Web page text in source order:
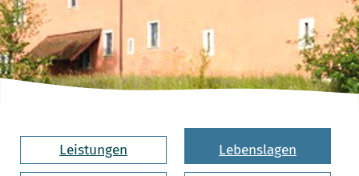
Leistungen Lebenslagen